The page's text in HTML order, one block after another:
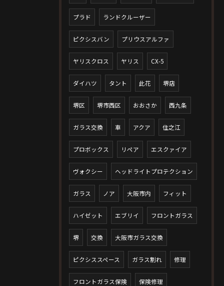
プラド ランドクルーザー
ピクシスバン プリウスアルファ
ヤリスクロス ヤリス CX-5
ダイハツ タント 此花 堺店
堺区 堺市西区 おおさか 西九条
ガラス交換 車 アクア 住之江
プロボックス リペア エスクァイア
ヴォクシー ヘッドライトプロテクション
ガラス ノア 大阪市内 フィット
ハイゼット エブリイ フロントガラス
堺 交換 大阪市ガラス交換
ピクシススペース ガラス割れ 修理
フロントガラス保険 保険修理